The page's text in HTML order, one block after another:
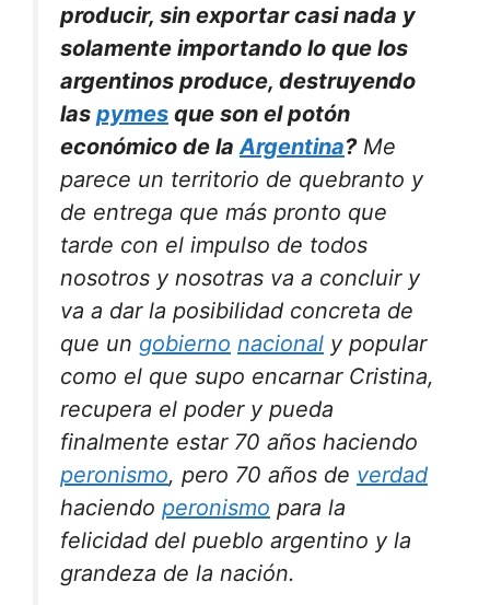
producir, sin exportar casi nada y
solamente importando lo que los
argentinos produce, destruyendo
las pymes que son el potón
económico de laArgentina?Me
parece un territorio de quebranto y
de entrega que más pronto que
tarde con el impulso de todos
nosotros y nosotras va a concluir y
va a dar la posibilidad concreta de
que un gobierno nacional y popular
como el que supo encarnar Cristina,
recupera el poder y pueda
finalmente estar 70 años haciendo
peronismo, pero 70 años de verdad
haciendo peronismo para la
felicidad del pueblo argentino y la
grandeza de la nación.